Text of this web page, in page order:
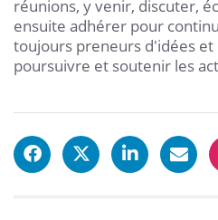
réunions, y venir, discuter,
ensuite adhérer pour
toujours preneurs d'idées
poursuivre et soutenir les